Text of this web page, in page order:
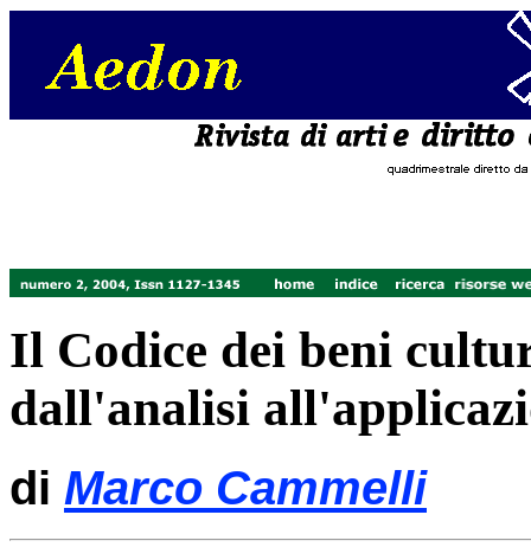
Il Codice dei beni
dall'analisi
di Marco Cammelli